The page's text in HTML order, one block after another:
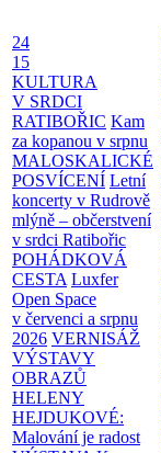
24
15
KULTURA
V SRDCI
RATIBOŘIC Kam
za kopanou v srpnu
MALOSKALICKÉ
POSVÍCENÍ Letní
koncerty v Rudrově
mlýně – občerstvení
v srdci Ratibořic
POHÁDKOVÁ
CESTA Luxfer
Open Space
v červenci a srpnu
2026 VERNISÁŽ
VÝSTAVY
OBRAZŮ
HELENY
HEJDUKOVÉ:
Malování je radost